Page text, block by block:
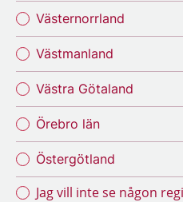
Västernorrland
Västmanland
Västra Götaland
Örebro län
Östergötland
Jag vill inte se någon